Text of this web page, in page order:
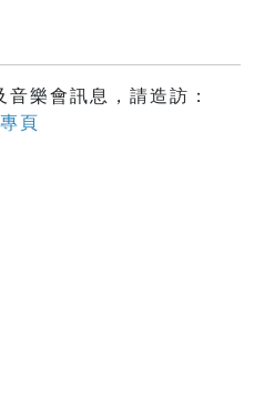
樂會訊息，請造訪：
頁